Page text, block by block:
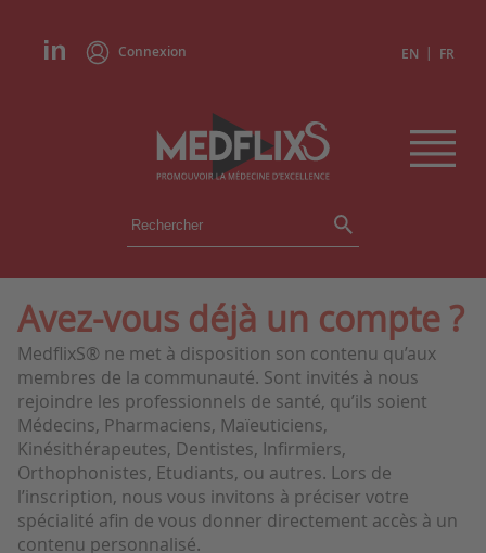
Connexion EN | FR
ÉVÉNEMENTS
INSTITUTIONS
ACADÉMIES
EXPERTS
REVUES DE PRESSE
CONGRÈS EN RÉSUMÉ
Avez-vous déjà un compte ?
MedflixS® ne met à disposition son contenu qu’aux
membres de la communauté. Sont invités à nous
rejoindre les professionnels de santé, qu’ils soient
Médecins, Pharmaciens, Maïeuticiens,
Kinésithérapeutes, Dentistes, Infirmiers,
Orthophonistes, Etudiants, ou autres. Lors de
l’inscription, nous vous invitons à préciser votre
spécialité afin de vous donner directement accès à un
contenu personnalisé.